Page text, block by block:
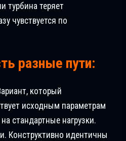
турбина теряет
чувствуется по
разные пути:
который
исходным параметрам
стандартные нагрузки.
Конструктивно идентичны